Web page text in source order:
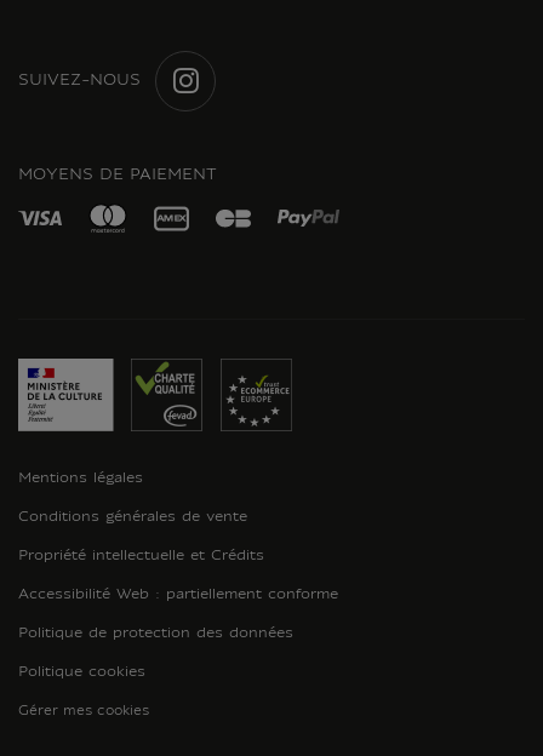
SUIVEZ-NOUS
MOYENS DE PAIEMENT
Mentions légales
Conditions générales de vente
Propriété intellectuelle et Crédits
Accessibilité Web : partiellement conforme
Politique de protection des données
Politique cookies
Gérer mes cookies